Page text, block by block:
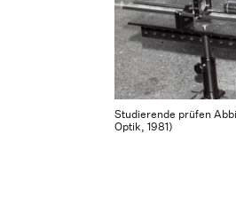
Studierende prüfen
Optik, 1981)